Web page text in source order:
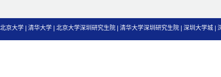
北京大学 清华大学 北京大学深圳研究生院 清华大学深圳研究生院 深圳大学城